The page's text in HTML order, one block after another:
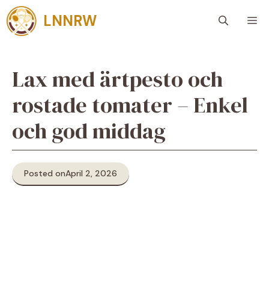
Skip
to
content
LNNRW
Lax med ärtpesto och
rostade tomater – Enkel
och god middag
Posted onApril 2, 2026